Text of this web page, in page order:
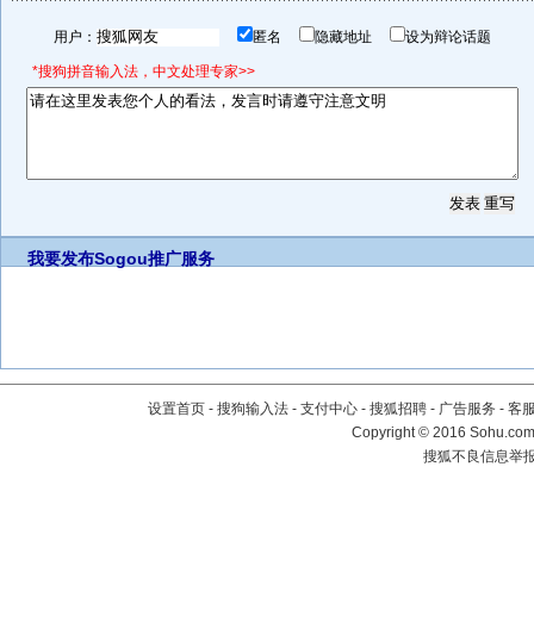
用户： 匿名 隐藏地址 设为辩论话题
*搜狗拼音输入法，中文处理专家>>
我要发布Sogou推广服务
设置首页 - 搜狗输入法 - 支付中心 - 搜狐招聘 - 广告服务 - 客
Copyright©2016
搜狐不良信息举